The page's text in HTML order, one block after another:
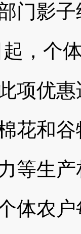
门影
起，个
项优
花和
等生
体农